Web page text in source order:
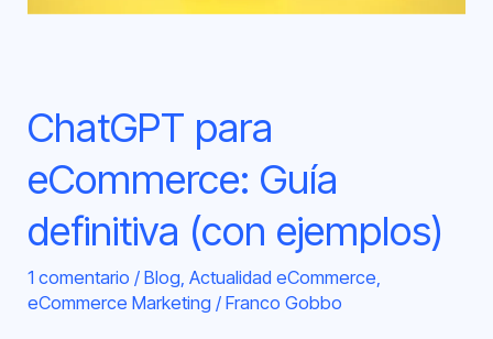
ChatGPT para
eCommerce: Guía
definitiva (con ejemplos)
1 comentario /Blog,Actualidad eCommerce,
eCommerce Marketing /Franco Gobbo